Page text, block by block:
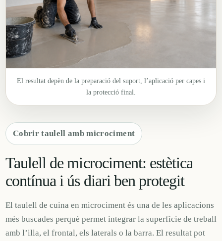
El resultat depèn de la preparació del suport, l’aplicació per capes i
la protecció final.
Cobrir taulell amb microciment
Taulell de microciment: estètica
contínua i ús diari ben protegit
El taulell de cuina en microciment és una de les aplicacions
més buscades perquè permet integrar la superfície de treball
amb l’illa, el frontal, els laterals o la barra. El resultat pot